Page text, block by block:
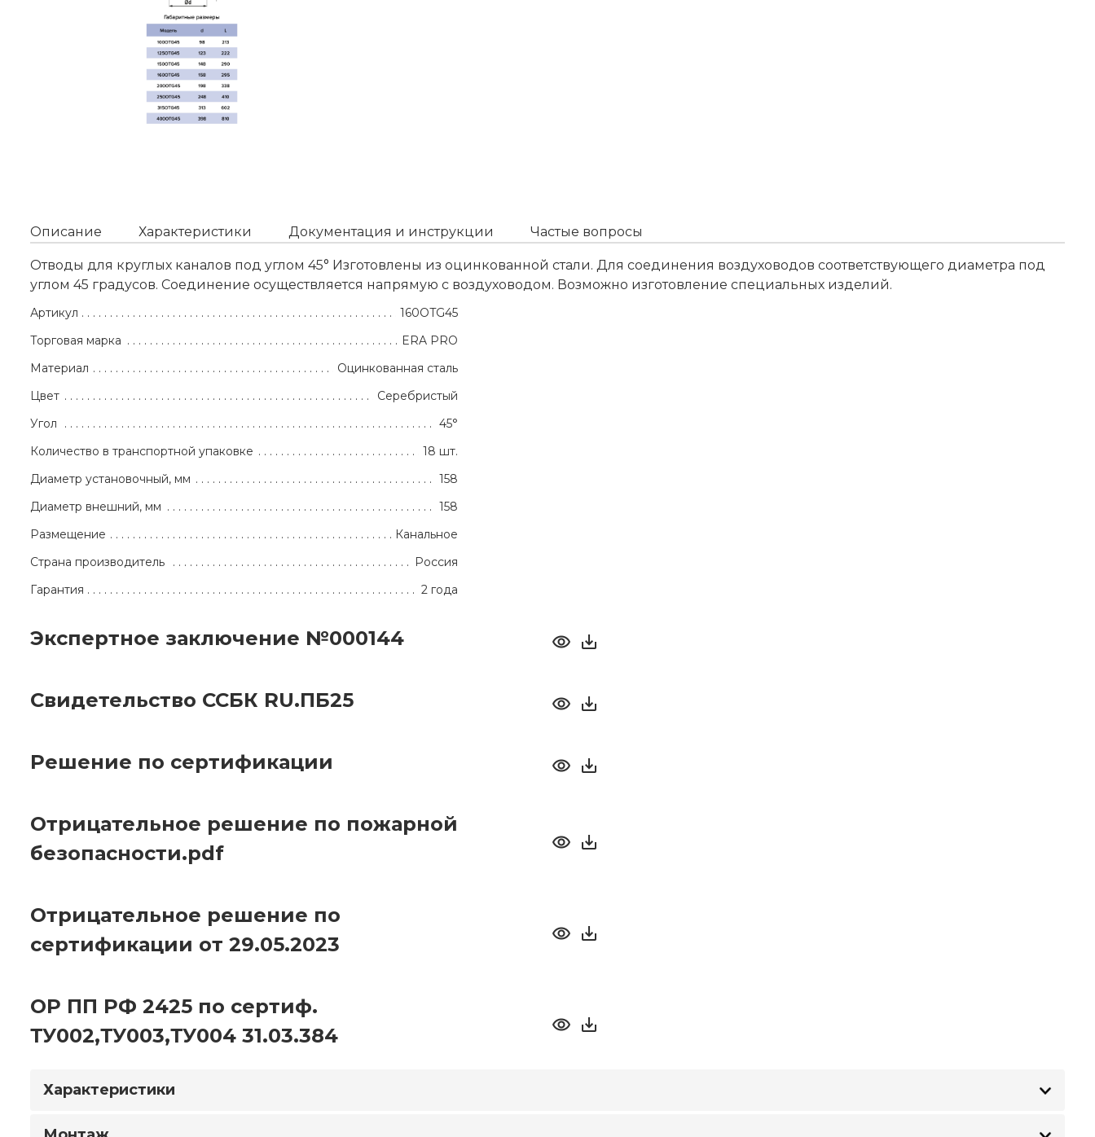
Описание Характеристики Документация и инструкции Частые вопросы
Отводы для круглых каналов под углом 45° Изготовлены из оцинкованной стали. Для соединения воздуховодов соответствующего диаметра под
углом 45 градусов. Соединение осуществляется напрямую с воздуховодом. Возможно изготовление специальных изделий.
Артикул
160OTG45
Торговая марка
ERA PRO
Материал
Оцинкованная сталь
Цвет
Серебристый
Угол
45°
Количество в транспортной упаковке
18 шт.
Диаметр установочный, мм
158
Диаметр внешний, мм
158
Размещение
Канальное
Страна производитель
Россия
Гарантия
2 года
Экспертное заключение №000144
Свидетельство ССБК RU.ПБ25
Решение по сертификации
Отрицательное решение по пожарной
безопасности.pdf
Отрицательное решение по
сертификации от 29.05.2023
ОР ПП РФ 2425 по сертиф.
ТУ002,ТУ003,ТУ004 31.03.384
Характеристики